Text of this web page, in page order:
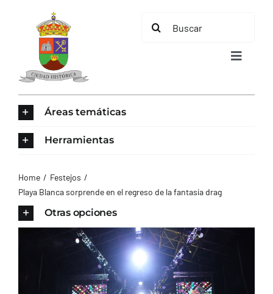
contenido
Buscar:
Toggle
AYUNTAMIENTO
Áreas temáticas
Herramientas
Home
Festejos
Playa Blanca sorprende en el regreso de la fantasía drag
Otras opciones